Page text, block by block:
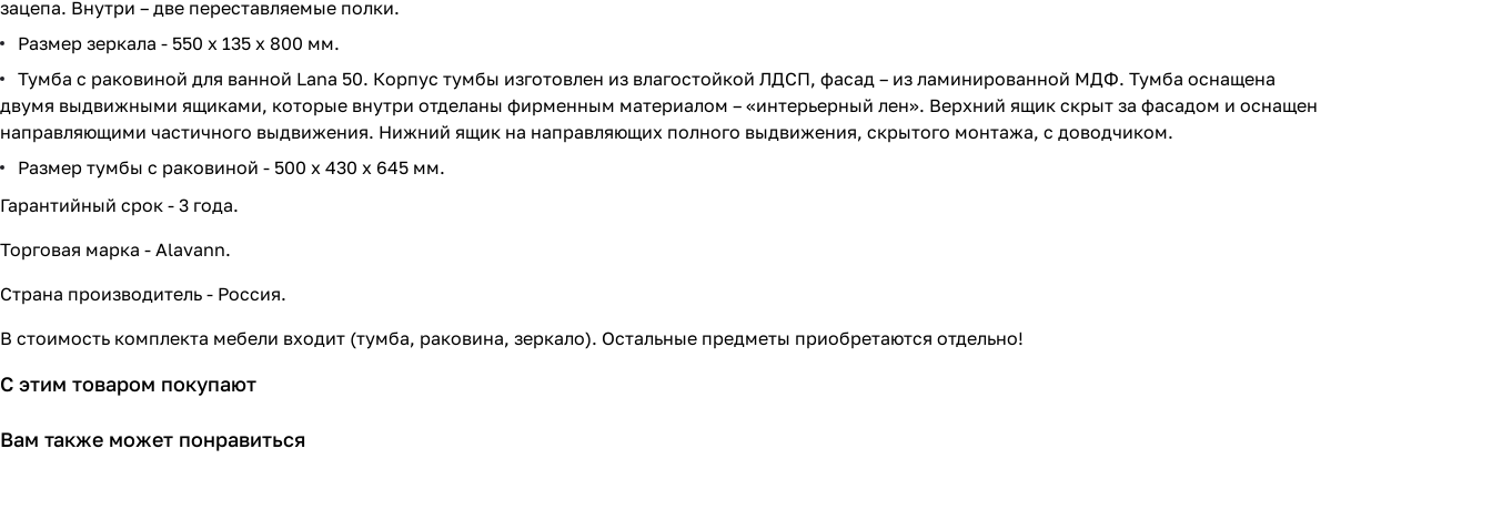
зацепа. Внутри – две переставляемые полки.
Размер зеркала - 550 х 135 х 800 мм.
Тумба с раковиной для ванной Lana 50. Корпус тумбы изготовлен из влагостойкой ЛДСП, фасад – из ламинированной МДФ. Тумба оснащена
двумя выдвижными ящиками, которые внутри отделаны фирменным материалом – «интерьерный лен». Верхний ящик скрыт за фасадом и оснащен
направляющими частичного выдвижения. Нижний ящик на направляющих полного выдвижения, скрытого монтажа, с доводчиком.
Размер тумбы с раковиной - 500 х 430 х 645 мм.
Гарантийный срок - 3 года.
Торговая марка - Alavann.
Страна производитель - Россия.
В стоимость комплекта мебели входит (тумба, раковина, зеркало). Остальные предметы приобретаются отдельно!
С этим товаром покупают
Вам также может понравиться